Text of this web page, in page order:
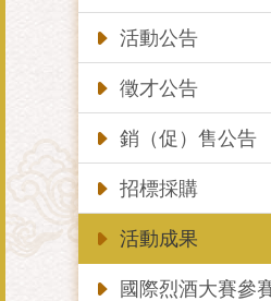
活動公告
徵才公告
銷（促）售公告
招標採購
活動成果
國際烈酒大賽參